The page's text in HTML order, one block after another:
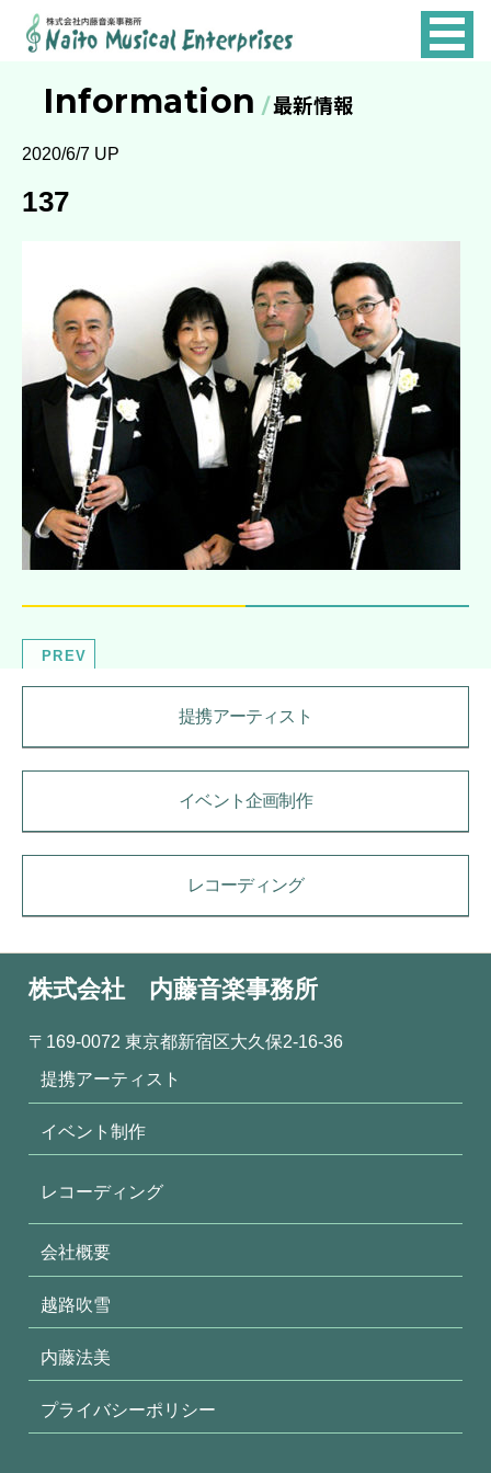
MUSICAL
ENTERPRISES
Information 最新情報
2020/6/7 UP
137
PREV
提携アーティスト
イベント企画制作
レコーディング
株式会社 内藤音楽事務所
〒169-0072 東京都新宿区大久保2-16-36
提携アーティスト
イベント制作
レコーディング
会社概要
越路吹雪
内藤法美
プライバシーポリシー